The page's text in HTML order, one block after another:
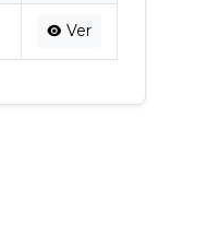
Ver